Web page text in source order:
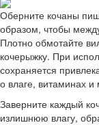
Оберните кочаны
образом, чтобы
Плотно обмотайте
кочерыжку. При
сохраняется
о влаге, витаминах
Заверните каждый
излишнюю влагу,